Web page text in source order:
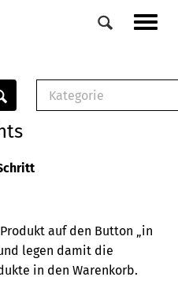
Veranstaltungen
Kategorie
Buch
auf den Button „in
legen damit die
in den Warenkorb.